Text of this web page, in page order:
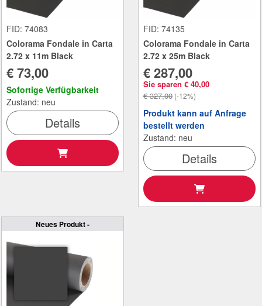
FID: 74083
Colorama Fondale in Carta
2.72 x 11m Black
€ 73,00
Sofortige Verfügbarkeit
Zustand: neu
Details
FID: 74135
Colorama Fondale in Carta
2.72 x 25m Black
€ 287,00
Sie sparen € 40,00
€ 327,00 (-12%)
Produkt kann auf Anfrage
bestellt werden
Zustand: neu
Details
Neues Produkt -